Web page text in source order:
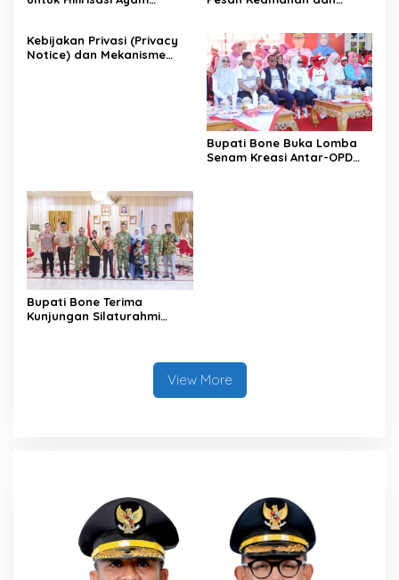
Kebijakan Privasi (Privacy
Notice) dan Mekanisme
Bupati Bone Buka Lomba
Senam Kreasi Antar-OPD
Bupati Bone Terima
Kunjungan Silaturahmi
View More